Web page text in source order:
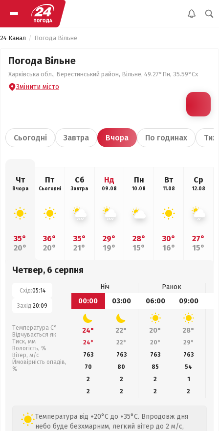
24 Канал Погода Вільне
Погода Вільне
Харківська обл., Берестинський район, Вільне, 49.27°Пн, 35.59°Сх
Змінити місто
Сьогодні Завтра Вчора По годинах
Чт
Вчора
35°
20°
Пт
Сьогодні
36°
20°
Сб
Завтра
35°
21°
Нд
09.08
29°
19°
Пн
10.08
28°
15°
Вт
11.08
30°
16°
Ср
12.08
27°
15°
Четвер, 6 серпня
Схід:05:14
Захід:20:09
Температура С°
Відчувається як
Тиск, мм
Вологість, %
Вітер, м/с
Ймовірність опадів,
%
Ніч
Ранок
00:00
03:00 06:00 09:00
24° 22° 20° 28°
24° 22° 20° 29°
763
763 763 763
70
80 85 54
2
2 2
1
2
2 2 2
Температура від +20°C до +35°C. Впродовж дня
небо буде безхмарним, легкий вітер до 2 м/с,